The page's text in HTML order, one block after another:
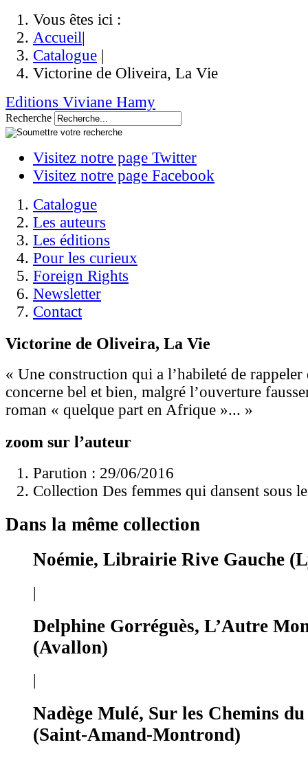
Vous êtes ici :
Accueil|
Catalogue |
Victorine de Oliveira, La Vie
Editions Viviane Hamy
Recherche
Visitez notre page Twitter
Visitez notre page Facebook
Catalogue
Les auteurs
Les éditions
Pour les curieux
Foreign Rights
Newsletter
Contact
Victorine de Oliveira, La Vie
« Une construction qui a l’habileté de rappeler
concerne bel et bien, malgré l’ouverture
roman « quelque part en Afrique »... »
zoom sur l’auteur
Parution : 29/06/2016
Collection Des femmes qui dansent sous
Dans la même collection
Noémie, Librairie Rive Gauche
|
Delphine Gorréguès, L’Autre
(Avallon)
Nadège Mulé, Sur les Chemins
(Saint-Amand-Montrond)